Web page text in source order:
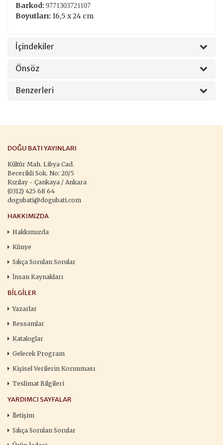
Barkod: 9771303721107
Boyutları: 16,5 x 24 cm
İçindekiler
Önsöz
Benzerleri
DOĞU BATI YAYINLARI
Kültür Mah. Libya Cad.
Becerikli Sok. No: 20/5
Kızılay - Çankaya / Ankara
(0312) 425 68 64
dogubati@dogubati.com
HAKKIMIZDA
Hakkımızda
Künye
Sıkça Sorulan Sorular
İnsan Kaynakları
BILGILER
Yazarlar
Ressamlar
Kataloglar
Gelecek Program
Kişisel Verilerin Korunması
Teslimat Bilgileri
YARDIMCI SAYFALAR
İletişim
Sıkça Sorulan Sorular